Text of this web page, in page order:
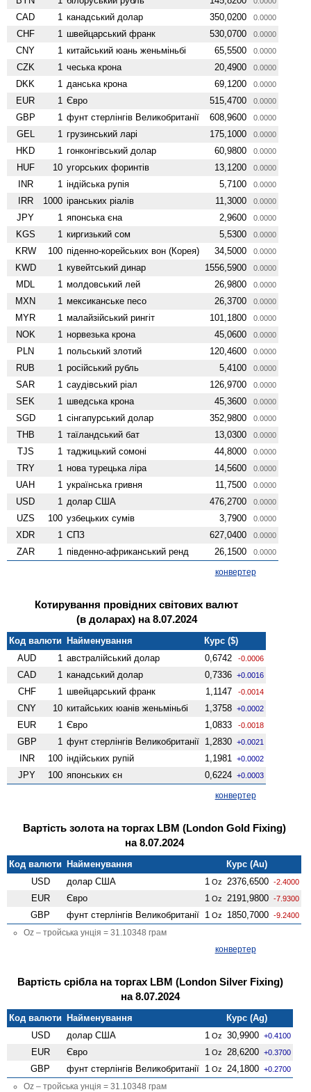
CAD 1 канадський долар 350,0200 0.0000
CHF 1 швейцарський франк 530,0700 0.0000
CNY 1 китайський юань женьмiньбi 65,5500 0.0000
CZK 1 чеська крона 20,4900 0.0000
DKK 1 данська крона 69,1200 0.0000
EUR 1 Євро 515,4700 0.0000
GBP 1 фунт стерлінгів Велико­британії 608,9600 0.0000
GEL 1 грузинський ларі 175,1000 0.0000
HKD 1 гонконгівський долар 60,9800 0.0000
HUF 10 угорських форинтів 13,1200 0.0000
INR 1 індійська рупія 5,7100 0.0000
IRR 1000 іранських ріалів 11,3000 0.0000
JPY 1 японська єна 2,9600 0.0000
KGS 1 киргизький сом 5,5300 0.0000
KRW 100 піденно-корейських вон (Корея) 34,5000 0.0000
KWD 1 кувейтський динар 1556,5900 0.0000
MDL 1 молдовський лей 26,9800 0.0000
MXN 1 мексиканське песо 26,3700 0.0000
MYR 1 малайзійський рингіт 101,1800 0.0000
NOK 1 норвезька крона 45,0600 0.0000
PLN 1 польський злотий 120,4600 0.0000
RUB 1 російський рубль 5,4100 0.0000
SAR 1 саудівський ріал 126,9700 0.0000
SEK 1 шведська крона 45,3600 0.0000
SGD 1 сінгапурський долар 352,9800 0.0000
THB 1 таїландський бат 13,0300 0.0000
TJS 1 таджицький сомоні 44,8000 0.0000
TRY 1 нова турецька ліра 14,5600 0.0000
UAH 1 українська гривня 11,7500 0.0000
USD 1 долар США 476,2700 0.0000
UZS 100 узбецьких сумів 3,7900 0.0000
XDR 1 СПЗ 627,0400 0.0000
ZAR 1 південно-африканський ренд 26,1500 0.0000
конвертер
Котирування провідних світових валют
(в доларах) на 8.07.2024
Код валюти Найменування
Курс ($)
AUD
1 австралійський долар 0,6742 -0.0006
CAD 1 канадський долар 0,7336 +0.0016
CHF 1 швейцарський франк 1,1147 -0.0014
CNY 10 китайських юанів женьмiньбi 1,3758 +0.0002
EUR 1 Євро 1,0833 -0.0018
GBP 1 фунт стерлінгів Велико­британії 1,2830 +0.0021
INR 100 індійських рупій 1,1981 +0.0002
JPY 100 японських єн 0,6224 +0.0003
конвертер
Вартість золота на торгах LBM (London Gold Fixing)
на 8.07.2024
Код валюти Найменування
Курс (Au)
USD
долар США 1 Oz 2376,6500 -2.4000
EUR Євро 1 Oz 2191,9800 -7.9300
GBP фунт стерлінгів Велико­британії 1 Oz 1850,7000 -9.2400
Oz – тройська унція = 31.10348 грам
конвертер
Вартість срібла на торгах LBM (London Silver Fixing)
на 8.07.2024
Код валюти Найменування
Курс (Ag)
USD
долар США 1 Oz 30,9900 +0.4100
EUR Євро 1 Oz 28,6200 +0.3700
GBP фунт стерлінгів Велико­британії 1 Oz 24,1800 +0.2700
Oz – тройська унція = 31.10348 грам